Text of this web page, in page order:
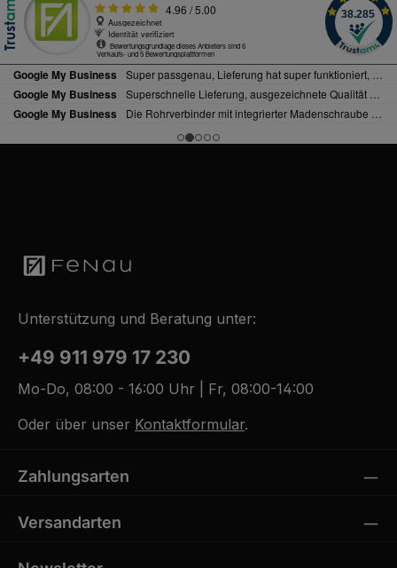
Unterstützung und Beratung unter:
+49 911 979 17 230
Mo-Do, 08:00 - 16:00 Uhr | Fr, 08:00-14:00
Oder über unser Kontaktformular.
Zahlungsarten
Versandarten